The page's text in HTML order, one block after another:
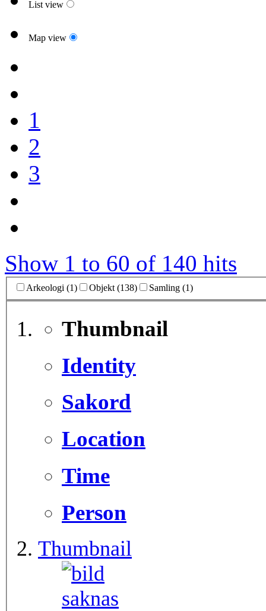
List view
Map view
1
2
3
Show 1 to 60 of 140 hits
Arkeologi (1) Objekt (138) Samling (1)
Thumbnail
Identity
Sakord
Location
Time
Person
Thumbnail